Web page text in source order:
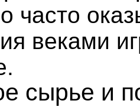
часто
веками
сырье и